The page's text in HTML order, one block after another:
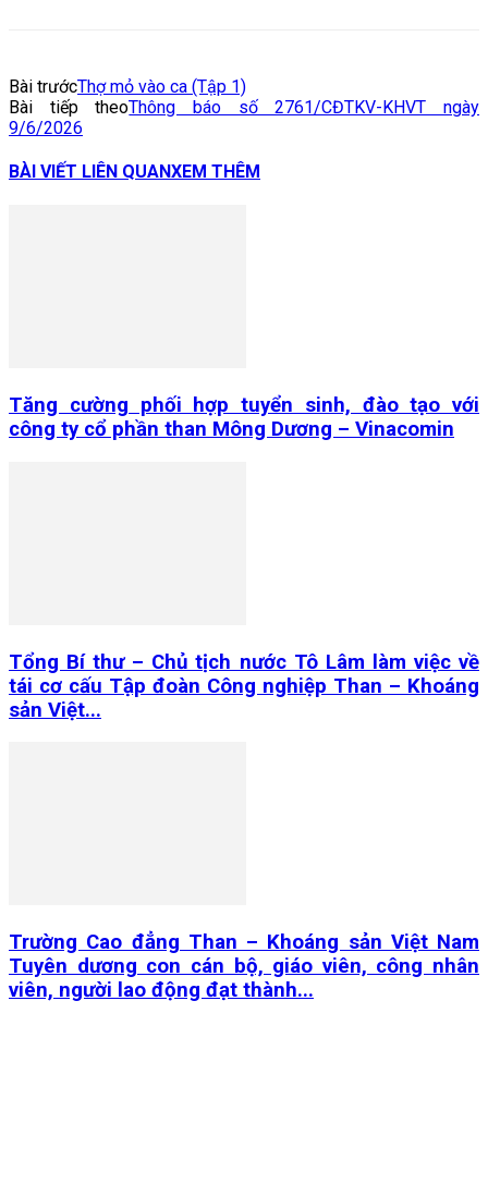
Bài trướcThợ mỏ vào ca (Tập 1)
Bài tiếp theoThông báo số 2761/CĐTKV-KHVT ngày
9/6/2026
BÀI VIẾT LIÊN QUANXEM THÊM
Tăng cường phối hợp tuyển sinh, đào tạo với
công ty cổ phần than Mông Dương – Vinacomin
Tổng Bí thư – Chủ tịch nước Tô Lâm làm việc về
tái cơ cấu Tập đoàn Công nghiệp Than – Khoáng
sản Việt...
Trường Cao đẳng Than – Khoáng sản Việt Nam
Tuyên dương con cán bộ, giáo viên, công nhân
viên, người lao động đạt thành...